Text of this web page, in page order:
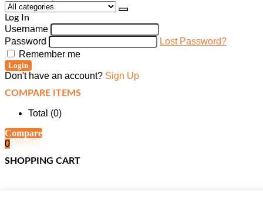
Log In
Username
Password
Lost Password?
Remember me
Login
Don't have an account? Sign Up
COMPARE ITEMS
Total (0)
Compare
0
SHOPPING CART